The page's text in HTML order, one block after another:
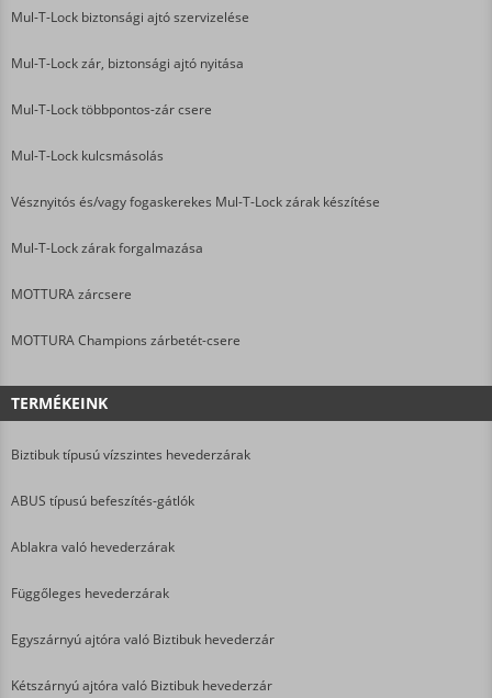
Mul-T-Lock biztonsági ajtó szervizelése
Mul-T-Lock zár, biztonsági ajtó nyitása
Mul-T-Lock többpontos-zár csere
Mul-T-Lock kulcsmásolás
Vésznyitós és/vagy fogaskerekes Mul-T-Lock zárak készítése
Mul-T-Lock zárak forgalmazása
MOTTURA zárcsere
MOTTURA Champions zárbetét-csere
TERMÉKEINK
Biztibuk típusú vízszintes hevederzárak
ABUS típusú befeszítés-gátlók
Ablakra való hevederzárak
Függőleges hevederzárak
Egyszárnyú ajtóra való Biztibuk hevederzár
Kétszárnyú ajtóra való Biztibuk hevederzár